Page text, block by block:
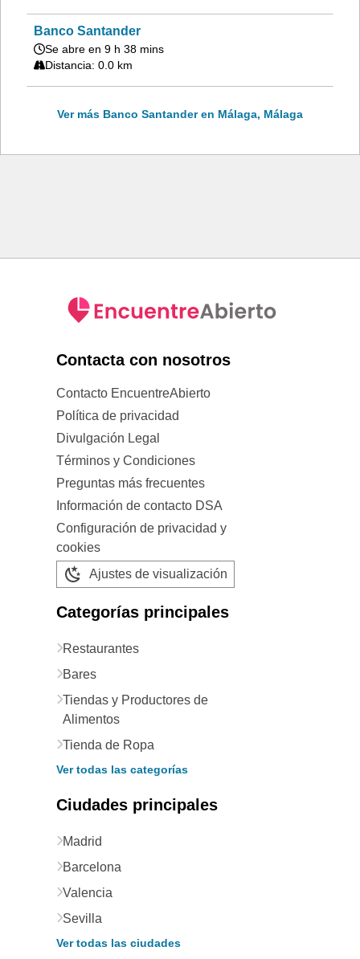
Banco Santander
Se abre en 9 h 38 mins
Distancia: 0.0 km
Ver más Banco Santander en Málaga, Málaga
Contacta con nosotros
Contacto EncuentreAbierto
Política de privacidad
Divulgación Legal
Términos y Condiciones
Preguntas más frecuentes
Información de contacto DSA
Configuración de privacidad y
cookies
Ajustes de visualización
Categorías principales
Restaurantes
Bares
Tiendas y Productores de
Alimentos
Tienda de Ropa
Ver todas las categorías
Ciudades principales
Madrid
Barcelona
Valencia
Sevilla
Ver todas las ciudades